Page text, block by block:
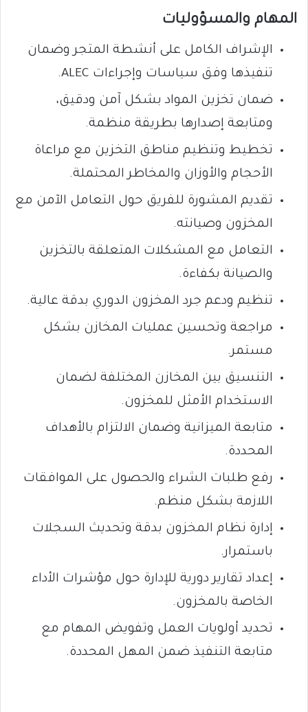
المهام والمسؤوليات
الإشراف الكامل على أنشطة المتجر وضمان
تنفيذها وفق سياسات وإجراءات ALEC.
ضمان تخزين المواد بشكل آمن ودقيق،
ومتابعة إصدارها بطريقة منظمة.
تخطيط وتنظيم مناطق التخزين مع مراعاة
الأحجام والأوزان والمخاطر المحتملة.
تقديم المشورة للفريق حول التعامل الآمن مع
المخزون وصيانته.
التعامل مع المشكلات المتعلقة بالتخزين
والصيانة بكفاءة.
تنظيم ودعم جرد المخزون الدوري بدقة عالية.
مراجعة وتحسين عمليات المخازن بشكل
مستمر.
التنسيق بين المخازن المختلفة لضمان
الاستخدام الأمثل للمخزون.
متابعة الميزانية وضمان الالتزام بالأهداف
المحددة.
رفع طلبات الشراء والحصول على الموافقات
اللازمة بشكل منظم.
إدارة نظام المخزون بدقة وتحديث السجلات
باستمرار.
إعداد تقارير دورية للإدارة حول مؤشرات الأداء
الخاصة بالمخزون.
تحديد أولويات العمل وتفويض المهام مع
متابعة التنفيذ ضمن المهل المحددة.